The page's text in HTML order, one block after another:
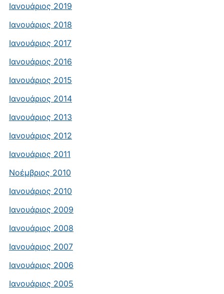
Ιανουάριος 2019
Ιανουάριος 2018
Ιανουάριος 2017
Ιανουάριος 2016
Ιανουάριος 2015
Ιανουάριος 2014
Ιανουάριος 2013
Ιανουάριος 2012
Ιανουάριος 2011
Νοέμβριος 2010
Ιανουάριος 2010
Ιανουάριος 2009
Ιανουάριος 2008
Ιανουάριος 2007
Ιανουάριος 2006
Ιανουάριος 2005